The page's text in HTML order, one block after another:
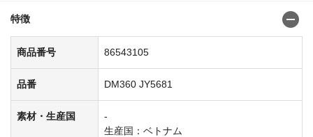
特徴
商品番号 86543105
品番 DM360 JY5681
素材・生産国
-
生産国：ベトナム